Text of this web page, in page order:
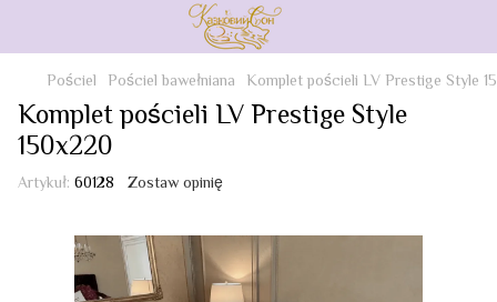
Pościel Pościel bawełniana Komplet pościeli LV Prestige Style
Komplet pościeli LV Prestige Style
150x220
Artykuł: 60128 Zostaw opinię